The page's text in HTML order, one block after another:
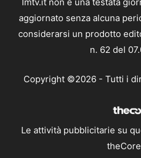
aggiornato senza alcuna
considerarsi un prodotto
n. 62 del
Copyright ©2026 - Tutti i
Le attività pubblicitarie su